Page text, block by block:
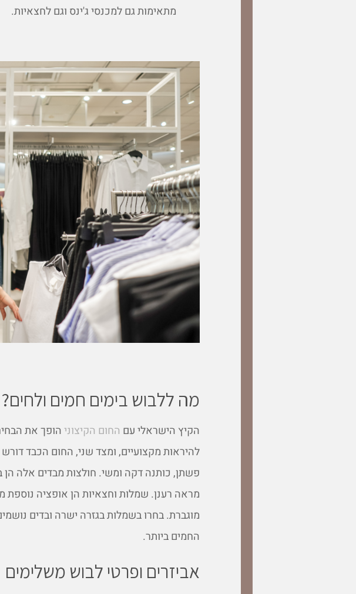
מתאימות גם למכנסי ג'ינס וגם לחצאיות.
מה ללבוש בימים חמים ולחים?
הקיץ הישראלי עם החום הקיצוניהופך את
להיראות מקצועיים, ומצד שני, החום הכבד
פשתן, כותנה דקה ומשי. חולצות מבדים אלה
מראה רענן. שמלות וחצאיות הן אופציה נוספת
מוגברת. בחרו בשמלות בגזרה ישרה ובדים
החמים ביותר.
אביזרים ופרטי לבוש משלימים